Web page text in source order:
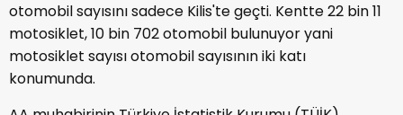
otomobil sayısını sadece Kilis'te geçti. Kentte 22 bin 11
motosiklet, 10 bin 702 otomobil bulunuyor yani
motosiklet sayısı otomobil sayısının iki katı
konumunda.